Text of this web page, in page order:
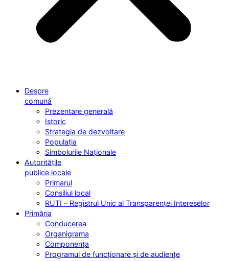
Despre
comună
Prezentare generală
Istoric
Strategia de dezvoltare
Populația
Simbolurile Naționale
Autoritățile
publice locale
Primarul
Consiliul local
RUTI – Registrul Unic al Transparenței Intereselor
Primăria
Conducerea
Organigrama
Componența
Programul de funcționare și de audiențe